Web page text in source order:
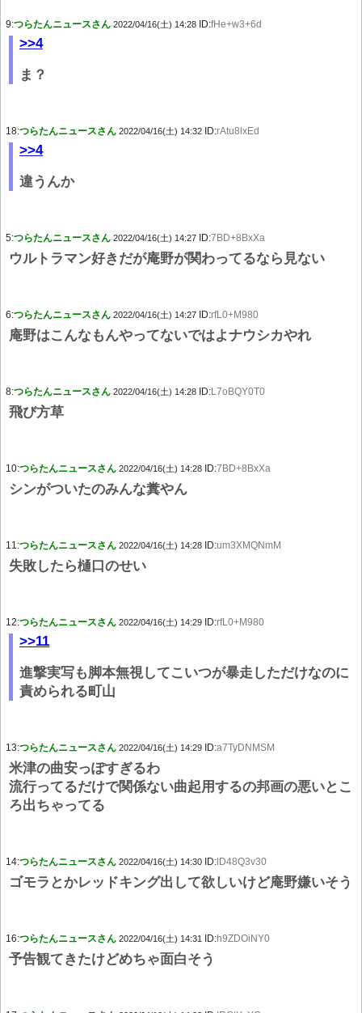
9:つらたんニュースさん 2022/04/16(土) 14:28 ID:fHe+w3+6d
>>4
ま？
18:つらたんニュースさん 2022/04/16(土) 14:32 ID:rAtu8lxEd
>>4
違うんか
5:つらたんニュースさん 2022/04/16(土) 14:27 ID:7BD+8BxXa
ウルトラマン好きだが庵野が関わってるなら見ない
6:つらたんニュースさん 2022/04/16(土) 14:27 ID:rfL0+M980
庵野はこんなもんやってないではよナウシカやれ
8:つらたんニュースさん 2022/04/16(土) 14:28 ID:L7oBQY0T0
飛び方草
10:つらたんニュースさん 2022/04/16(土) 14:28 ID:7BD+8BxXa
シンがついたのみんな糞やん
11:つらたんニュースさん 2022/04/16(土) 14:28 ID:um3XMQNmM
失敗したら樋口のせい
12:つらたんニュースさん 2022/04/16(土) 14:29 ID:rfL0+M980
>>11
進撃実写も脚本無視してこいつが暴走しただけなのに
責められる町山
13:つらたんニュースさん 2022/04/16(土) 14:29 ID:a7TyDNMSM
米津の曲安っぽすぎるわ
流行ってるだけで関係ない曲起用するの邦画の悪いとこ
ろ出ちゃってる
14:つらたんニュースさん 2022/04/16(土) 14:30 ID: lD48Q3v30
ゴモラとかレッドキング出して欲しいけど庵野嫌いそう
16:つらたんニュースさん 2022/04/16(土) 14:31 ID:h9ZDOiNY0
予告観てきたけどめちゃ面白そう